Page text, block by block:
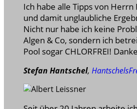
Ich habe alle Tipps von Herrn
und damit unglaubliche
Nicht nur habe ich keine
Algen & Co, sondern ich
Pool sogar CHLORFREI!
Stefan Hantschel,